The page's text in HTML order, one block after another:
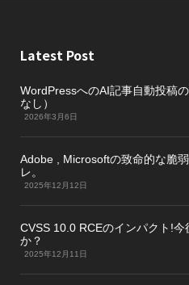
Latest Post
WordPressへのAI記事自動投稿
なし）
2026年3月6日
Adobe , Microsoftの致命的な脆
レ。
2025年12月12日
CVSS 10.0 RCEのインパクト!
か？
2025年12月11日